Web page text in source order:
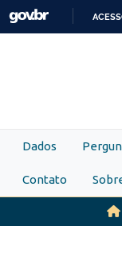
Skip to main content
Dados
Contato